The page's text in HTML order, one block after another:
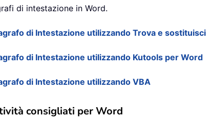
di intestazione in Word.
di Intestazione utilizzando Trova e sostituisci
di Intestazione utilizzando Kutools per Word
di Intestazione utilizzando VBA
consigliati per Word